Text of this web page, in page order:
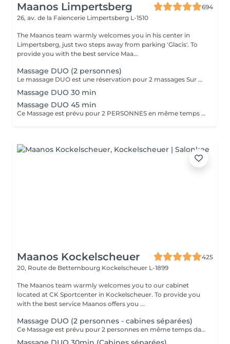
Maanos Limpertsberg
694
26, av. de la Faïencerie Limpertsberg L-1510
The Maanos team warmly welcomes you in his center in
Limpertsberg, just two steps away from parking 'Glacis'. To
provide you with the best service Maa...
Massage DUO (2 personnes)
Le massage DUO est une réservation pour 2 massages Sur Mesure, en même temps dans la même cabine. Les 2 personnes pourront personnaliser leurs massages en fonction de leurs envies. Possibilité de demander 2 cabines séparées en arrivant sur place.
Massage DUO 30 min
Massage DUO 45 min
Ce Massage est prévu pour 2 PERSONNES en même temps dans notre cabine DUO (2 cabines séparées aussi possible sur demande en arrivant). Les 2 massages seront Sur Mesure, en fonction des envies et des besoins de chacun.
Maanos Kockelscheuer
425
20, Route de Bettembourg Kockelscheuer L-1899
The Maanos team warmly welcomes you to our cabinet
located at CK Sportcenter in Kockelscheuer. To provide you
with the best service Maanos offers you ...
Massage DUO (2 personnes - cabines séparées)
Ce Massage est prévu pour 2 personnes en même temps dans 2 CABINES SÉPARÉES. Les 2 massages seront Sur Mesure, en fonction des envies et des besoins de chacun. -> Pour une cabine Duo voir Limpertsberg, Soleuvre ou Marnach.